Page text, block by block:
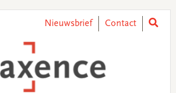
Nieuwsbrief Contact